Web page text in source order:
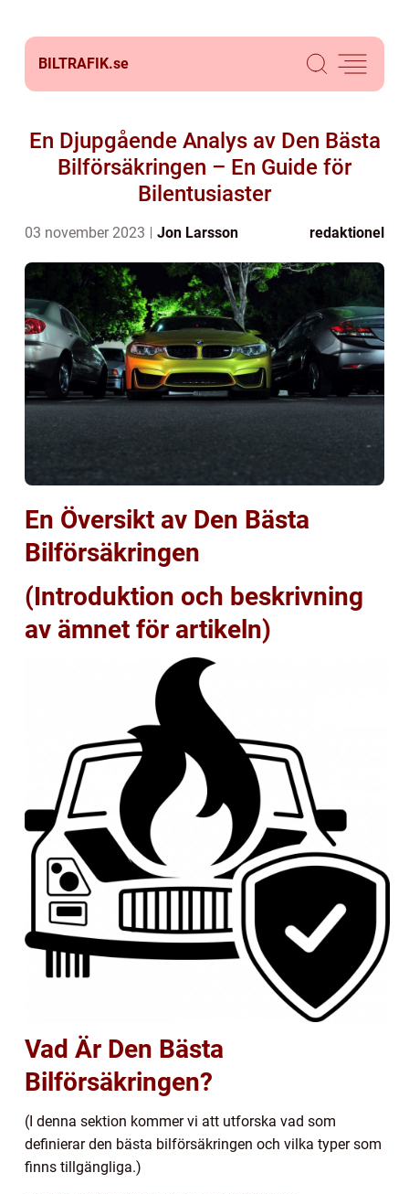
BILTRAFIK.se
En Djupgående Analys av Den Bästa
Bilförsäkringen – En Guide för
Bilentusiaster
03 november 2023 Jon Larsson redaktionel
En Översikt av Den Bästa
Bilförsäkringen
(Introduktion och beskrivning
av ämnet för artikeln)
Vad Är Den Bästa
Bilförsäkringen?
(I denna sektion kommer vi att utforska vad som
definierar den bästa bilförsäkringen och vilka typer som
finns tillgängliga.)